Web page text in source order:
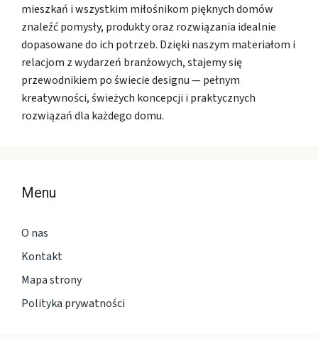
mieszkań i wszystkim miłośnikom pięknych domów
znaleźć pomysły, produkty oraz rozwiązania idealnie
dopasowane do ich potrzeb. Dzięki naszym materiałom i
relacjom z wydarzeń branżowych, stajemy się
przewodnikiem po świecie designu — pełnym
kreatywności, świeżych koncepcji i praktycznych
rozwiązań dla każdego domu.
Menu
O nas
Kontakt
Mapa strony
Polityka prywatności